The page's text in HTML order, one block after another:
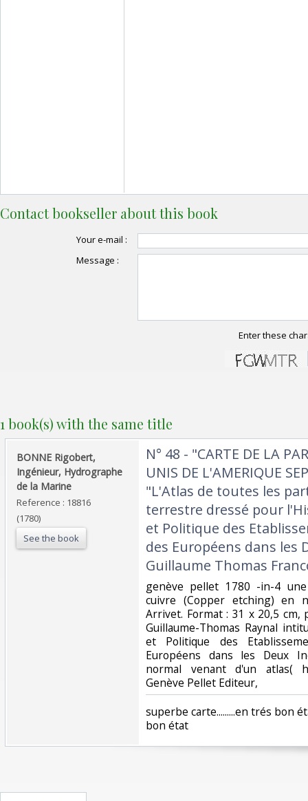
Contact bookseller about this book
Your e-mail :
Message :
Enter these
1 book(s) with the same title
‎BONNE Rigobert,
Ingénieur, Hydrographe
de la Marine‎
Reference : 18816
(1780)
See the book
‎N° 48 - "CARTE DE LA
UNIS DE L'AMERIQUE
"L'Atlas de toutes les
terrestre dressé pour
et Politique des
des Européens dans les
Guillaume Thomas
‎genève pellet 1780 -in-4
cuivre (Copper etching) en
Arrivet. Format : 31 x 20,5
Guillaume-Thomas Raynal
et Politique des
Européens dans les Deux
normal venant d'un atlas(
Genève Pellet Editeur,‎
‎superbe carte.........en trés bon
bon état ‎